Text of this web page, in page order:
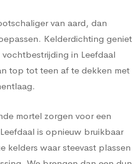
van aard, dan
Kelderdichting geniet
in Leefdaal
top tot teen af te dekken met
mortel zorgen voor een
is opnieuw bruikbaar
kelders waar steevast plassen